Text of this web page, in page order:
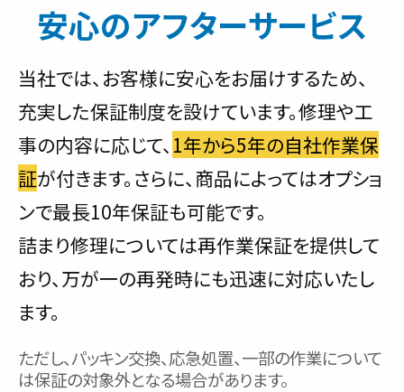
安心のアフターサービス
当社では、お客様に安心をお届けするため、
充実した保証制度を設けています。修理や工
事の内容に応じて、 1年から5年の自社作業保
証が付きます。さらに、商品によってはオプショ
ンで最長10年保証も可能です。
詰まり修理については再作業保証を提供して
おり、万が一の再発時にも迅速に対応いたし
ます。
ただし、パッキン交換、応急処置、一部の作業について
は保証の対象外となる場合があります。